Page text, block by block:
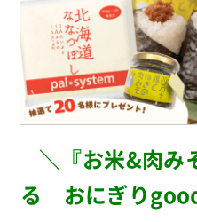
＼『お米&肉み
る おにぎり